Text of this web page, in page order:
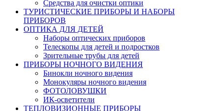
Средства для очистки оптики
ТУРИСТИЧЕСКИЕ ПРИБОРЫ И НАБОРЫ
ПРИБОРОВ
ОПТИКА ДЛЯ ДЕТЕЙ
Наборы оптических приборов
Телескопы для детей и подростков
Зрительные трубы для детей
ПРИБОРЫ НОЧНОГО ВИДЕНИЯ
Бинокли ночного видения
Монокуляры ночного видения
ФОТОЛОВУШКИ
ИК-осветители
ТЕПЛОВИЗИОННЫЕ ПРИБОРЫ